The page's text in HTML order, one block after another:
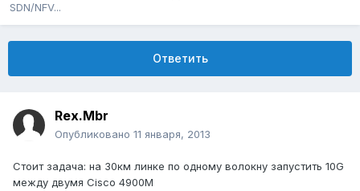
SDN/NFV...
Ответить
Rex.Mbr
Опубликовано 11 января, 2013
Стоит задача: на 30км линке по одному волокну запустить 10G
между двумя Cisco 4900M